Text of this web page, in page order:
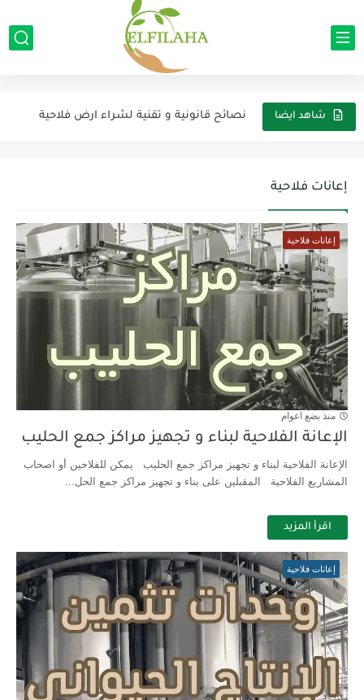
شاهد ايضا نصائح قانونية و تقنية لشراء ارض فلاحية
الإعانة الفلاحية لبناء و تجهيز وحدات تثمين الإنتاج الحيواني
الإعانة الفلاحية لإنشاء وحدات تثمين الإنتاج النباتي
مشروع زراعة الفصة (البرسيم الحجازي)
الإعانة الفلاحية لغرس الأشجار المثمرة
إعانات فلاحية
إعانات فلاحية
منذ بضع اعوام
الإعانة الفلاحية لبناء و تجهيز مراكز جمع الحليب
الإعانة الفلاحية لبناء و تجهيز مراكز جمع الحليب يمكن للفلاحين أو اصحاب
المشاريع الفلاحية المقبلين على بناء و تجهيز مراكز جمع الحل...
اقرأ المزيد
إعانات فلاحية